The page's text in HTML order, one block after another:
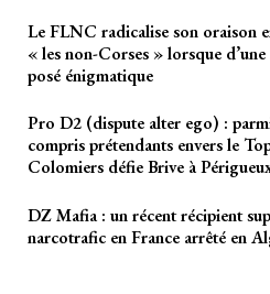
Le FLNC radicalise son oraison
« les non-Corses » lorsque
posé énigmatique
Pro D2 (dispute alter ego) :
compris prétendants envers le
Colomiers défie Brive à
DZ Mafia : un récent récipient
narcotrafic en France arrêté en